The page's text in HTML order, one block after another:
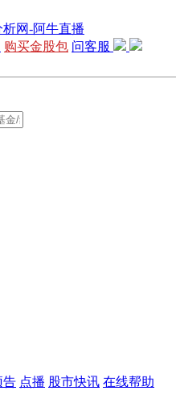
购买金股包 问客服
告 点播 股市快讯 在线帮助